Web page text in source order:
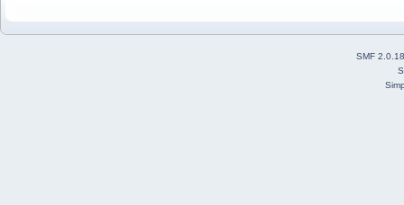
SMF 2.0.18